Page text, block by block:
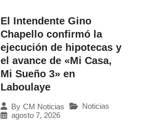
El Intendente Gino
Chapello confirmó la
ejecución de hipotecas y
el avance de «Mi Casa,
Mi Sueño 3» en
Laboulaye
By CM Noticias
Noticias
agosto 7, 2026